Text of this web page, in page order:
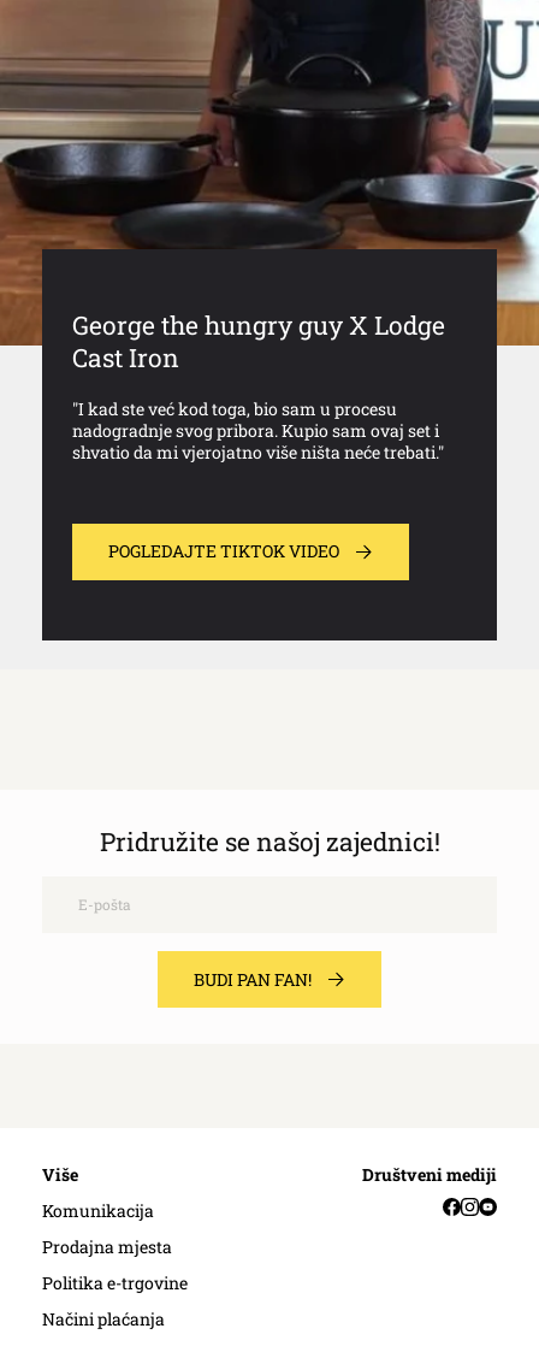
George the hungry guy X Lodge
Cast Iron
"I kad ste već kod toga, bio sam u procesu
nadogradnje svog pribora. Kupio sam ovaj set i
shvatio da mi vjerojatno više ništa neće trebati."
POGLEDAJTE TIKTOK VIDEO
Pridružite se našoj zajednici!
BUDI PAN FAN!
Više
Komunikacija
Prodajna mjesta
Politika e-trgovine
Načini plaćanja
Društveni mediji
Facebook